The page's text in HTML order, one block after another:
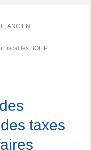
ANCIEN
fiscal les BOFIP
taxes